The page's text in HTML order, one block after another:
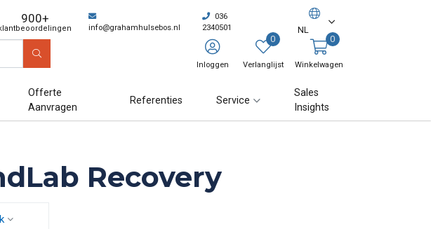
900+
info@grahamhulsebos.nl
036
2340501
NL
Inloggen
0
Verlanglijst
0
Winkelwagen
Offerte
Aanvragen
Referenties Service
Sales
Insights
Recovery